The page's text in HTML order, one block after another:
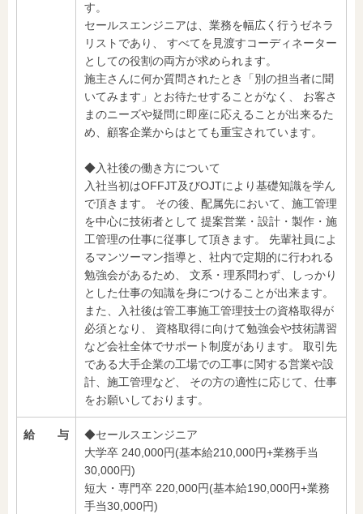
す。
セールスエンジニアは、業務を幅広く行うゼネラ
リストであり、 すべてを見渡すコーディネーター
としての役割の両方が求められます。
施主さんに何か質問されたとき「別の担当者に聞
いてみます」とお待たせすることがなく、 お客さ
まのニーズや疑問に即座に応えることが出来るた
め、顧客企業からはとても重宝されています。
◆入社後の働き方について
入社当初はOFFJT及びOJTにより基礎知識を学ん
で頂きます。 その後、配属先において、施工管理
を中心に技術者として 提案営業・設計・製作・施
工管理の仕事に従事して頂きます。 先輩社員によ
るマンツーマン指導と、社内で定期的に行われる
勉強会があるため、 文系・理系問わず、しっかり
とした仕事の知識を身につけることが出来ます。
また、入社後は管工事施工管理技士の資格取得が
必須となり、 資格取得に向けて勉強会や技術講習
など会社全体でサポート制度があります。 取引先
である大手企業の工場での工事に関する営業や設
計、施工管理など、 その方の適性に応じて、仕事
をお願いしております。
給 与
◆セールスエンジニア
大学卒 240,000円(基本給210,000円+業務手当
30,000円)
短大・専門卒 220,000円(基本給190,000円+業務
手当30,000円)